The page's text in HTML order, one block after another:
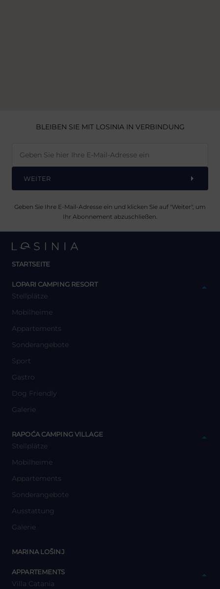
BLEIBEN SIE MIT LOSINIA IN VERBINDUNG
WEITER
Geben Sie Ihre E-Mail-Adresse ein und klicken Sie auf "Weiter", um
Ihr Abonnement abzuschließen.
STARTSEITE
LOPARI CAMPING RESORT
Stellplätze
Mobilheime
Appartements
Sonderangebote
Sport
Gastro
Dog Friendly
Galerie
RAPOĆA CAMPING VILLAGE
Stellplätze
Mobilheime
Appartements
Sonderangebote
Ausstattung
Galerie
MARINA LOŠINJ
APPARTEMENTS
Villa Catania